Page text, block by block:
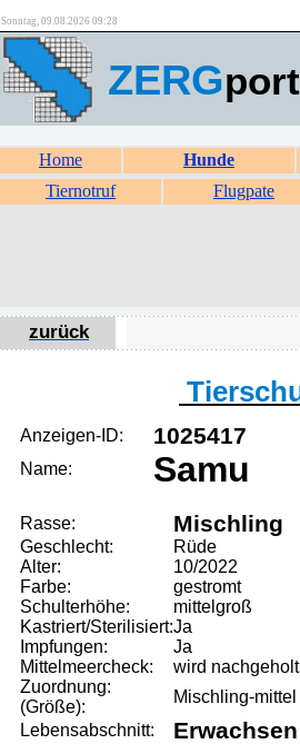
Sonntag, 09.08.2026 09:28
ZERG
Home Hunde
Tiernotruf
Flugpate
zurück
Anzeigen-ID:
1025417
Name: Samu
Rasse: Mischling
Geschlecht:
Rüde
Alter:
10/2022
Farbe:
gestromt
Schulterhöhe:
mittelgroß
Kastriert/Sterilisiert:Ja
Impfungen:
Ja
Mittelmeercheck:
wird nachgeholt
Zuordnung:
(Größe):
Mischling-mittel
Lebensabschnitt:
Erwachsen